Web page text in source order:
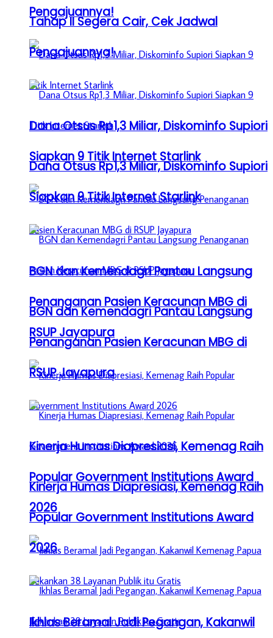
Pengajuannya!
Dana Otsus Rp1,3 Miliar, Diskominfo Supiori
Siapkan 9 Titik Internet Starlink
BGN dan Kemendagri Pantau Langsung
Penanganan Pasien Keracunan MBG di
RSUP Jayapura
Kinerja Humas Diapresiasi, Kemenag Raih
Popular Government Institutions Award
2026
Ikhlas Beramal Jadi Pegangan, Kakanwil
Tahap II Segera Cair, Cek Jadwal
Pengajuannya!
Dana Otsus Rp1,3 Miliar, Diskominfo Supiori
Siapkan 9 Titik Internet Starlink
BGN dan Kemendagri Pantau Langsung
Penanganan Pasien Keracunan MBG di
RSUP Jayapura
Kinerja Humas Diapresiasi, Kemenag Raih
Popular Government Institutions Award
2026